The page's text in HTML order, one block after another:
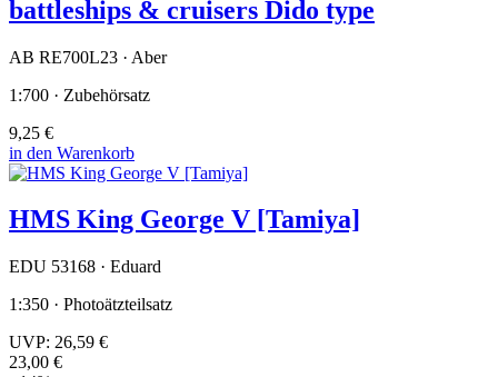
battleships & cruisers Dido type
AB RE700L23 · Aber
1:700 · Zubehörsatz
9,25 €
in den Warenkorb
HMS King George V [Tamiya]
EDU 53168 · Eduard
1:350 · Photoätzteilsatz
UVP: 26,59 €
23,00 €